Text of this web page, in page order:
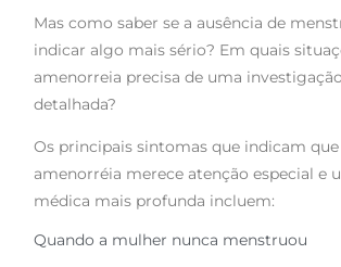
Mas como saber se a ausência de
indicar algo mais sério? Em quais
amenorreia precisa de uma
detalhada?
Os principais sintomas que indicam
amenorréia merece atenção especial e
médica mais profunda incluem:
Quando a mulher nunca menstruou